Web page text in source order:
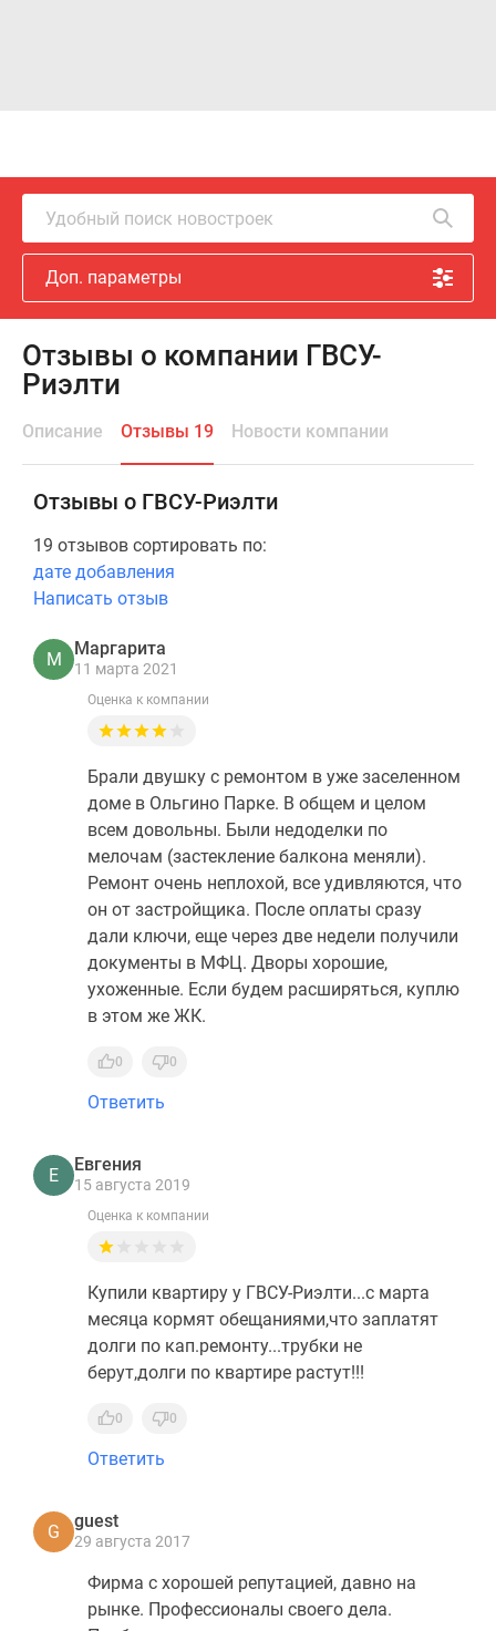
Удобный поиск новостроек
Доп. параметры
Отзывы о компании ГВСУ-
Риэлти
Описание Отзывы 19 Новости компании
Отзывы о ГВСУ-Риэлти
19 отзывов сортировать по:
дате добавления
Написать отзыв
М
Маргарита
11 марта 2021
Оценка к компании
Брали двушку с ремонтом в уже заселенном
доме в Ольгино Парке. В общем и целом
всем довольны. Были недоделки по
мелочам (застекление балкона меняли).
Ремонт очень неплохой, все удивляются, что
он от застройщика. После оплаты сразу
дали ключи, еще через две недели получили
документы в МФЦ. Дворы хорошие,
ухоженные. Если будем расширяться, куплю
в этом же ЖК.
0 0
Ответить
Е
Евгения
15 августа 2019
Оценка к компании
Купили квартиру у ГВСУ-Риэлти...с марта
месяца кормят обещаниями,что заплатят
долги по кап.ремонту...трубки не
берут,долги по квартире растут!!!
0 0
Ответить
G
guest
29 августа 2017
Фирма с хорошей репутацией, давно на
рынке. Профессионалы своего дела.